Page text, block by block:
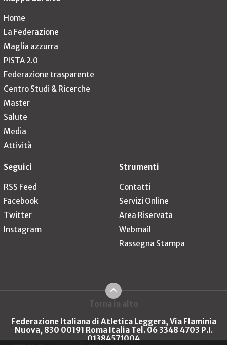
Home
La Federazione
Maglia azzurra
PISTA 2.0
Federazione trasparente
Centro Studi & Ricerche
Master
Salute
Media
Attività
Seguici
RSS Feed
Facebook
Twitter
Instagram
Strumenti
Contatti
Servizi Online
Area Riservata
Webmail
Rassegna Stampa
Torna in alto
Federazione Italiana di Atletica Leggera, Via Flaminia
Nuova, 830 00191 Roma Italia Tel. 06 3348 4703 P.I.
01384571004